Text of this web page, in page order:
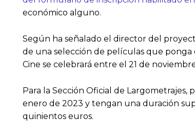
económico alguno.
Según ha señalado el director del
de una selección de películas que
Cine se celebrará entre el 21 de
Para la Sección Oficial de
enero de 2023 y tengan una duración
quinientos euros.